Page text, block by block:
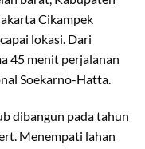
Cikampek
lokasi. Dari
45 menit perjalanan
Soekarno-Hatta.
dibangun pada tahun
Menempati lahan